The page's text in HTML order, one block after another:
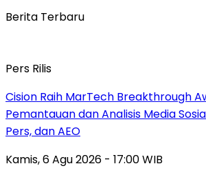
Berita Terbaru
Pers Rilis
Cision Raih MarTech Breakthrough
Pemantauan dan Analisis Media
Pers, dan AEO
Kamis, 6 Agu 2026 - 17:00 WIB